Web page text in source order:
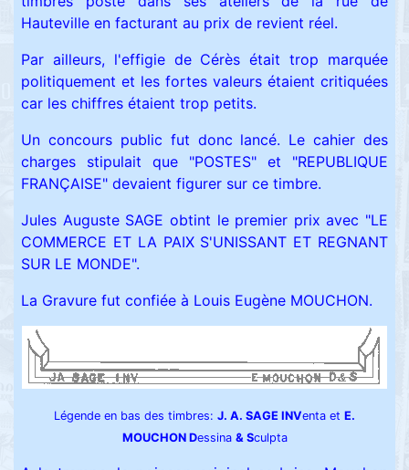
Hauteville en facturant au prix de revient réel.
Par ailleurs, l'effigie de Cérès était trop marquée
politiquement et les fortes valeurs étaient critiquées
car les chiffres étaient trop petits.
Un concours public fut donc lancé. Le cahier des
charges stipulait que "POSTES" et "REPUBLIQUE
FRANÇAISE" devaient figurer sur ce timbre.
Jules Auguste SAGE obtint le premier prix avec "LE
COMMERCE ET LA PAIX S'UNISSANT ET REGNANT
SUR LE MONDE".
La Gravure fut confiée à Louis Eugène MOUCHON.
Légende en bas des timbres: J. A. SAGE INVenta et E.
MOUCHON Dessina & Sculpta